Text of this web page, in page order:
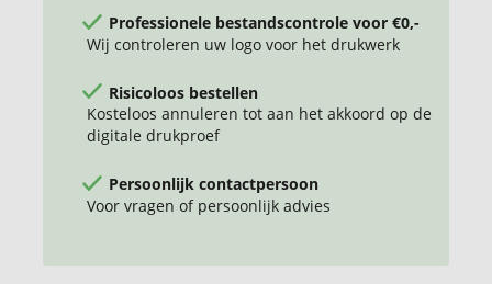
Professionele bestandscontrole voor €0,-
Wij controleren uw logo voor het drukwerk
Risicoloos bestellen
Kosteloos annuleren tot aan het akkoord op de
digitale drukproef
Persoonlijk contactpersoon
Voor vragen of persoonlijk advies